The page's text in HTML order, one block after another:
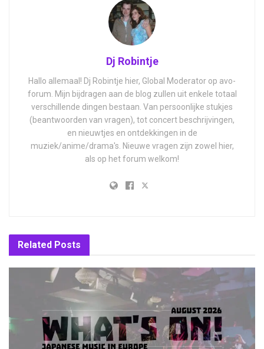
Dj Robintje
Hallo allemaal! Dj Robintje hier, Global Moderator op avo-
forum. Mijn bijdragen aan de blog zullen uit enkele totaal
verschillende dingen bestaan. Van persoonlijke stukjes
(beantwoorden van vragen), tot concert beschrijvingen,
en nieuwtjes en ontdekkingen in de
muziek/anime/drama's. Nieuwe vragen zijn zowel hier,
als op het forum welkom!
Related Posts